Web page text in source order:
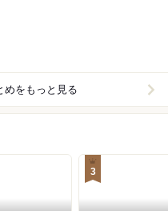
めをもっと見る
3